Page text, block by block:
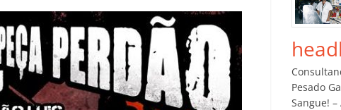
k
h
ar
Pesado
Sangue!